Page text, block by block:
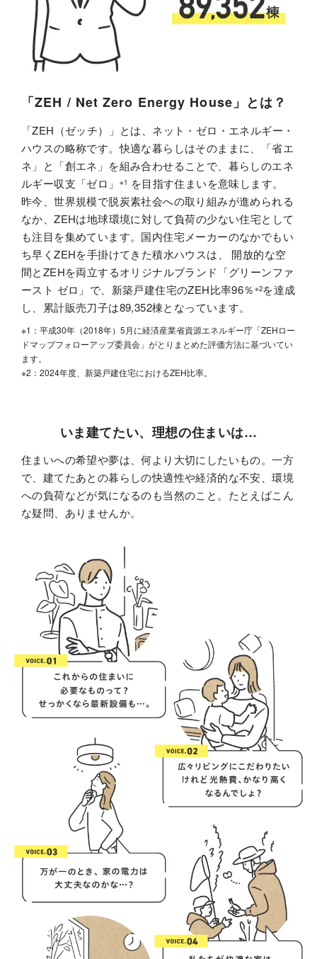
「ZEH / Net Zero Energy House」とは？
「ZEH（ゼッチ）」とは、ネット・ゼロ・エネルギー・
ハウスの略称です。快適な暮らしはそのままに、「省エ
ネ」と「創エネ」を組み合わせることで、暮らしのエネ
ルギー収支「ゼロ」
※1 を目指す住まいを意味します。
昨今、世界規模で脱炭素社会への取り組みが進められる
なか、ZEHは地球環境に対して負荷の少ない住宅として
も注目を集めています。国内住宅メーカーのなかでもい
ち早くZEHを手掛けてきた積水ハウスは、 開放的な空
間とZEHを両立するオリジナルブランド「グリーンファ
ースト ゼロ」で、新築戸建住宅のZEH比率96％ ※2を達成
し、累計販売刀子は89,352棟となっています。
※1：平成30年（2018年）5月に経済産業省資源エネルギー庁「ZEHロー
ドマップフォローアップ委員会」がとりまとめた評価方法に基づいてい
ます。
※2：2024年度、新築戸建住宅におけるZEH比率。
いま建てたい、理想の住まいは…
住まいへの希望や夢は、何より大切にしたいもの。一方
で、建てたあとの暮らしの快適性や経済的な不安、環境
への負荷などが気になるのも当然のこと。たとえばこん
な疑問、ありませんか。